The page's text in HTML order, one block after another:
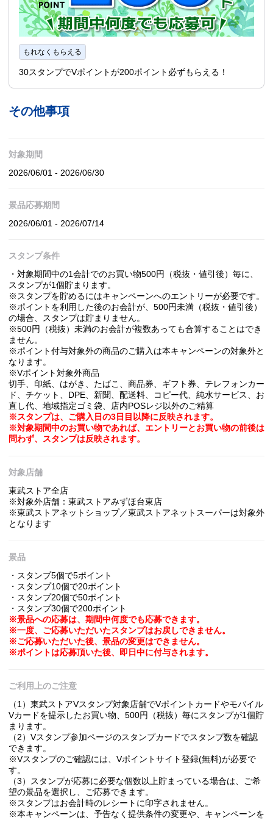
もれなくもらえる
30スタンプでVポイントが200ポイント必ずもらえる！
その他事項
対象期間
2026/06/01 - 2026/06/30
景品応募期間
2026/06/01 - 2026/07/14
スタンプ条件
・対象期間中の1会計でのお買い物500円（税抜・値引後）毎に、
スタンプが1個貯まります。
※スタンプを貯めるにはキャンペーンへのエントリーが必要です。
※ポイントを利用した後のお会計が、500円未満（税抜・値引後）
の場合、スタンプは貯まりません。
※500円（税抜）未満のお会計が複数あっても合算することはでき
ません。
※ポイント付与対象外の商品のご購入は本キャンペーンの対象外と
なります。
※Vポイント対象外商品
切手、印紙、はがき、たばこ、商品券、ギフト券、テレフォンカー
ド、チケット、DPE、新聞、配送料、コピー代、純水サービス、お
直し代、地域指定ゴミ袋、店内POSレジ以外のご精算
※スタンプは、ご購入日の3日目以降に反映されます。
※対象期間中のお買い物であれば、エントリーとお買い物の前後は
問わず、スタンプは反映されます。
対象店舗
東武ストア全店
※対象外店舗：東武ストアみずほ台東店
※東武ストアネットショップ／東武ストアネットスーパーは対象外
となります
景品
・スタンプ5個で5ポイント
・スタンプ10個で20ポイント
・スタンプ20個で50ポイント
・スタンプ30個で200ポイント
※景品への応募は、期間中何度でも応募できます。
※一度、ご応募いただいたスタンプはお戻しできません。
※ご応募いただいた後、景品の変更はできません。
※ポイントは応募頂いた後、即日中に付与されます。
ご利用上のご注意
（1）東武ストアVスタンプ対象店舗でVポイントカードやモバイル
Vカードを提示したお買い物、500円（税抜）毎にスタンプが1個貯
まります。
（2）Vスタンプ参加ページのスタンプカードでスタンプ数を確認
できます。
※Vスタンプのご確認には、Vポイントサイト登録(無料)が必要で
す。
（3）スタンプが応募に必要な個数以上貯まっている場合は、ご希
望の景品を選択し、ご応募できます。
※スタンプはお会計時のレシートに印字されません。
※本キャンペーンは、予告なく提供条件の変更や、キャンペーンを